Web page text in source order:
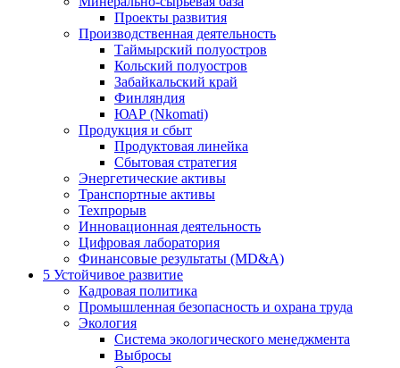
Проекты развития
Производственная деятельность
Таймырский полуостров
Кольский полуостров
Забайкальский край
Финляндия
ЮАР (Nkomati)
Продукция и сбыт
Продуктовая линейка
Сбытовая стратегия
Энергетические активы
Транспортные активы
Техпрорыв
Инновационная деятельность
Цифровая лаборатория
Финансовые результаты (MD&A)
5 Устойчивое развитие
Кадровая политика
Промышленная безопасность и охрана труда
Экология
Система экологического менеджмента
Выбросы